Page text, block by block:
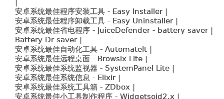
|
安卓系统最佳程序安装工具 -Easy Installer |
安卓系统最佳程序卸载工具 -Easy Uninstaller |
安卓系统最佳省电程序 -JuiceDefender - battery saver |
Battery Dr saver |
安卓系统最佳自动化工具 -AutomateIt |
安卓系统最佳远程桌面 -Browsix Lite |
安卓系统最佳系统监视器 -SystemPanel Lite |
安卓系统最佳系统信息 -Elixir |
安卓系统最佳系统工具箱 -ZDbox |
安卓系统最佳小工具制作程序 -Widgetsoid2.x |